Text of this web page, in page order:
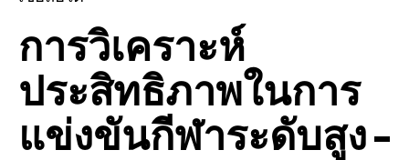
การวิเคราะห์
ประสิทธิภาพในการ
แข่งขันกีฬาระดับสูง –